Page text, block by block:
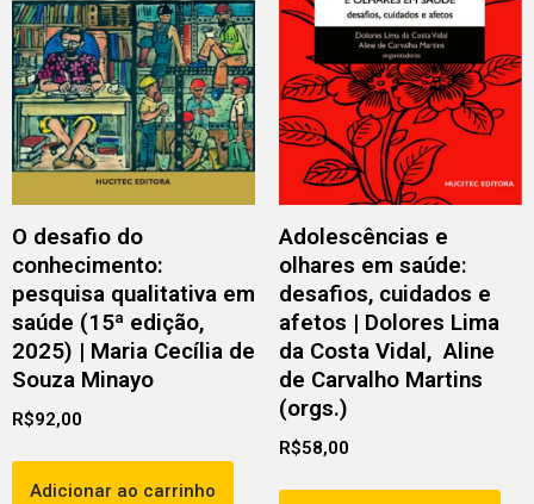
O desafio do
conhecimento:
pesquisa qualitativa em
saúde (15ª edição,
2025) | Maria Cecília de
Souza Minayo
R$92,00
Adicionar ao carrinho
Adolescências e
olhares em saúde:
desafios, cuidados e
afetos | Dolores Lima
da Costa Vidal, Aline
de Carvalho Martins
(orgs.)
R$58,00